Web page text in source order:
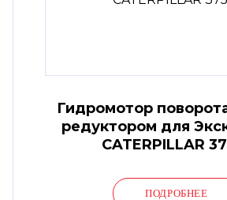
Гидромотор
редуктором для
CATERPILLAR
ПОДРОБНЕЕ